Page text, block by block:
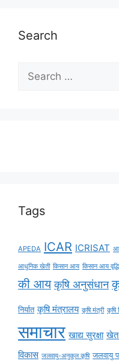
Search
Tags
APEDA ICAR ICRISAT
आधुनिक खेती किसान आय किसान आय वृद्धि
की आय कृषि अनुसंधान
निर्यात कृषि मंत्रालय कृषि मंत्री कृषि
समाचार खाद्य सुरक्षा खेत
विकास जलवायु-अनुकूल कृषि जलवायु